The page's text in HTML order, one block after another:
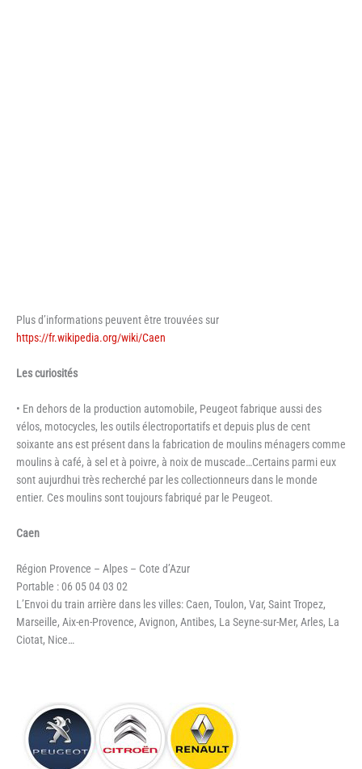
Plus d’informations peuvent être trouvées sur
https://fr.wikipedia.org/wiki/Caen
Les curiosités
• En dehors de la production automobile, Peugeot fabrique aussi des
vélos, motocycles, les outils électroportatifs et depuis plus de cent
soixante ans est présent dans la fabrication de moulins ménagers comme
moulins à café, à sel et à poivre, à noix de muscade…Certains parmi eux
sont aujurdhui très recherché par les collectionneurs dans le monde
entier. Ces moulins sont toujours fabriqué par le Peugeot.
Caen
Région Provence – Alpes – Cote d’Azur
Portable : 06 05 04 03 02
L’Envoi du train arrière dans les villes: Caen, Toulon, Var, Saint Tropez,
Marseille, Aix-en-Provence, Avignon, Antibes, La Seyne-sur-Mer, Arles, La
Ciotat, Nice…